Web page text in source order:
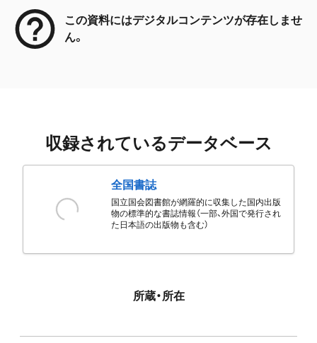
この資料にはデジタルコンテンツが存在しませ
ん。
収録されているデータベース
全国書誌
国立国会図書館が網羅的に収集した国内出版
物の標準的な書誌情報（一部、外国で発行され
た日本語の出版物も含む）
所蔵・所在